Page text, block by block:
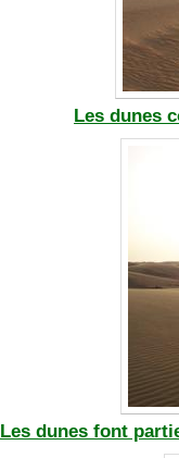
Les dunes
Les dunes font